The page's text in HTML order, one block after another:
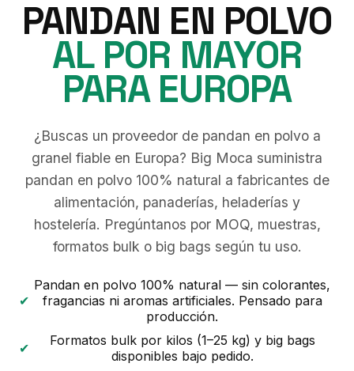
PANDAN EN POLVO
AL POR MAYOR
PARA EUROPA
¿Buscas un proveedor de pandan en polvo a
granel fiable en Europa? Big Moca suministra
pandan en polvo 100% natural a fabricantes de
alimentación, panaderías, heladerías y
hostelería. Pregúntanos por MOQ, muestras,
formatos bulk o big bags según tu uso.
✔
Pandan en polvo 100% natural — sin colorantes,
fragancias ni aromas artificiales. Pensado para
producción.
✔
Formatos bulk por kilos (1–25 kg) y big bags
disponibles bajo pedido.